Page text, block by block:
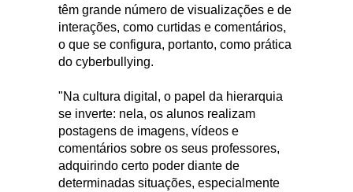
têm grande número de visualizações e de
interações, como curtidas e comentários,
o que se configura, portanto, como prática
do cyberbullying.
"Na cultura digital, o papel da hierarquia
se inverte: nela, os alunos realizam
postagens de imagens, vídeos e
comentários sobre os seus professores,
adquirindo certo poder diante de
determinadas situações, especialmente